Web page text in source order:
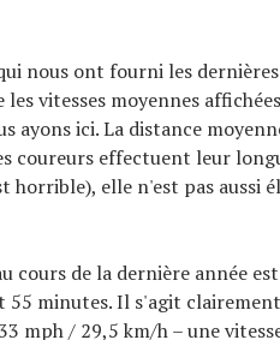
nous ont fourni les
vitesses moyennes
ayons ici. La distance
coureurs effectuent leur
horrible), elle n'est pas aussi
cours de la dernière année
55 minutes. Il s'agit
mph / 29,5 km/h – une